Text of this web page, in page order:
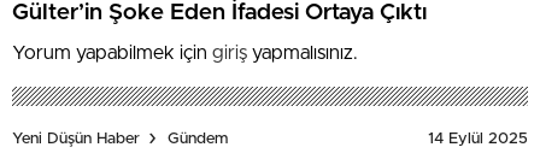
Gülter’in Şoke Eden İfadesi Ortaya Çıktı
Yorum yapabilmek için giriş yapmalısınız.
Yeni Düşün Haber Gündem 14 Eylül 2025